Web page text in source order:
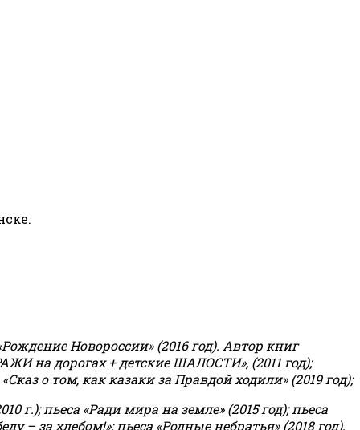
Новороссии» (2016 год). Автор книг
на дорогах + детские ШАЛОСТИ», (2011 год);
о том, как казаки за Правдой ходили» (2019 год);
г.); пьеса «Ради мира на земле» (2015 год); пьеса
– за хлебом!»;пьеса «Родные небратья» (2018 год),